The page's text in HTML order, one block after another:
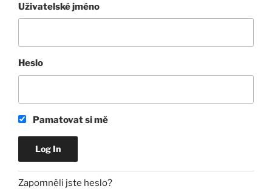
Uživatelské jméno
Heslo
Pamatovat si mě
Zapomněli jste heslo?